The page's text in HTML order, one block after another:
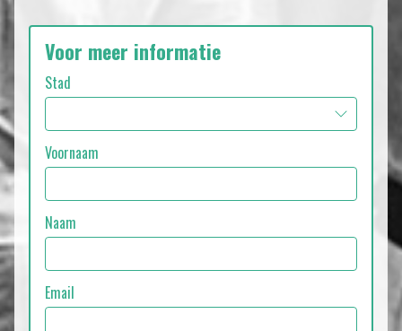
Voor meer informatie
Stad
Voornaam
Naam
Email